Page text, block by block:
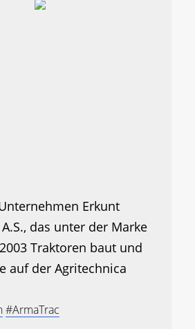
Erkunt
das unter der Marke
Traktoren baut und
auf der Agritechnica
#ArmaTrac